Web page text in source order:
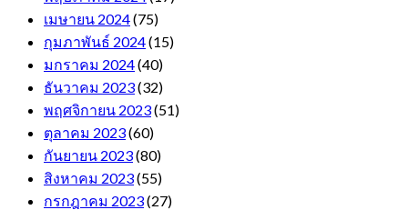
เมษายน 2024(75)
กุมภาพันธ์ 2024(15)
มกราคม 2024(40)
ธันวาคม 2023(32)
พฤศจิกายน 2023(51)
ตุลาคม 2023(60)
กันยายน 2023(80)
สิงหาคม 2023(55)
กรกฎาคม 2023(27)